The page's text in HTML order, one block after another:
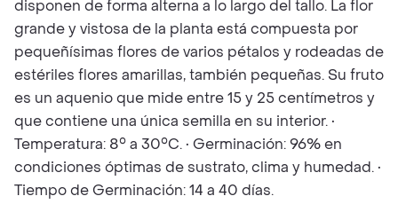
disponen de forma alterna a lo largo del tallo. La flor
grande y vistosa de la planta está compuesta por
pequeñísimas flores de varios pétalos y rodeadas de
estériles flores amarillas, también pequeñas. Su fruto
es un aquenio que mide entre 15 y 25 centímetros y
que contiene una única semilla en su interior. •
Temperatura: 8° a 30°C. • Germinación: 96% en
condiciones óptimas de sustrato, clima y humedad. •
Tiempo de Germinación: 14 a 40 días.